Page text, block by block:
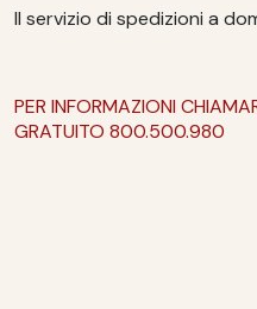
Il servizio di spedizioni a
PER INFORMAZIONI
GRATUITO 800.500.980